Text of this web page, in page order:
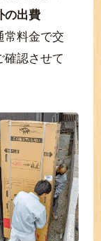
の出費
常料金で交
確認させて